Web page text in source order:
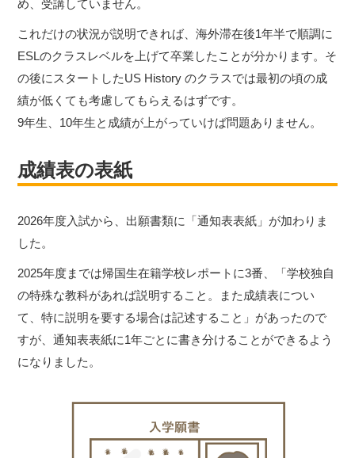
め、受講していません。
これだけの状況が説明できれば、海外滞在後1年半で順調に
ESLのクラスレベルを上げて卒業したことが分かります。そ
の後にスタートしたUS History のクラスでは最初の頃の成
績が低くても考慮してもらえるはずです。
9年生、10年生と成績が上がっていけば問題ありません。
成績表の表紙
2026年度入試から、出願書類に「通知表表紙」が加わりま
した。
2025年度までは帰国生在籍学校レポートに3番、「学校独自
の特殊な教科があれば説明すること。また成績表につい
て、特に説明を要する場合は記述すること」があったので
すが、通知表表紙に1年ごとに書き分けることができるよう
になりました。